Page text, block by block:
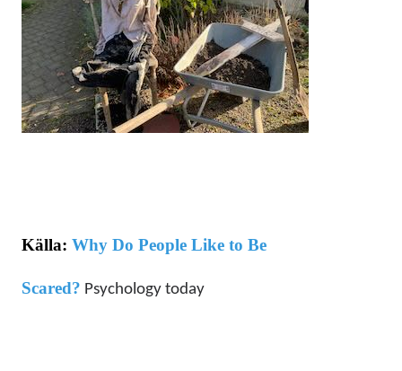
Källa: Why Do People Like to Be
Scared? Psychology today